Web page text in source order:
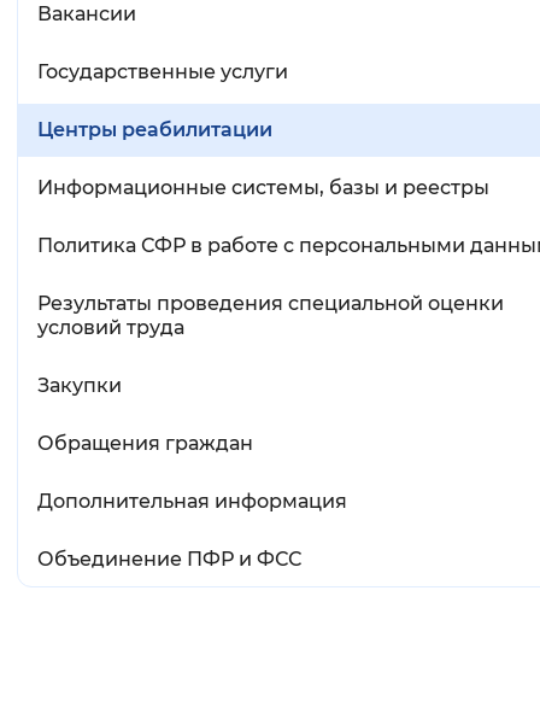
Вакансии
Государственные услуги
Центры реабилитации
Информационные системы, базы и реестры
Политика СФР в работе с персональными
Результаты проведения специальной оценки
условий труда
Закупки
Обращения граждан
Дополнительная информация
Объединение ПФР и ФСС